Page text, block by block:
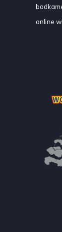
online